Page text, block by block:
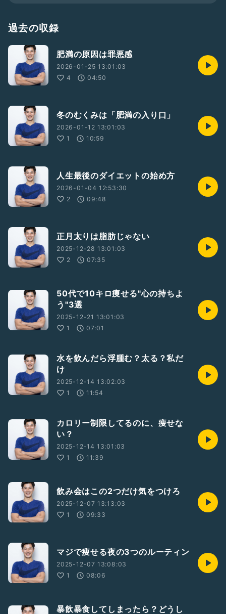
過去の収録
肥満の原因は罪悪感
2026-01-25 13:01:03
4
04:50
冬のむくみは「肥満の入り口」
2026-01-12 13:01:03
1
10:59
人生最後のダイエットの始め方
2026-01-04 12:53:30
2
09:48
正月太りは脂肪じゃない
2025-12-28 13:01:03
2
07:35
50代で10キロ痩せる"心の持ちよ
う"3選
2025-12-21 13:01:03
1
07:01
水を飲んだら浮腫む？太る？私だ
け
2025-12-14 13:02:03
1
11:54
カロリー制限してるのに、痩せな
い？
2025-12-14 13:01:03
1
11:39
飲み会はこの2つだけ気をつけろ
2025-12-07 13:13:03
1
09:33
マジで痩せる夜の3つのルーティン
2025-12-07 13:08:03
1
08:06
暴飲暴食してしまったら？どうし